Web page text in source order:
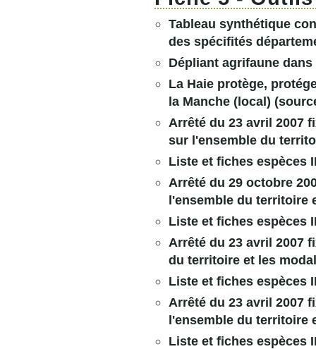
Tableau synthétique
des spécifités
Dépliant agrifaune
La Haie protège,
la Manche (local)
Arrêté du 23 avril 2007
sur l'ensemble du
Liste et fiches espèces
Arrêté du 29 octobre
l'ensemble du territoire
Liste et fiches espèces
Arrêté du 23 avril 2007
du territoire et les
Liste et fiches espèces
Arrêté du 23 avril 2007
l'ensemble du territoire
Liste et fiches espèces